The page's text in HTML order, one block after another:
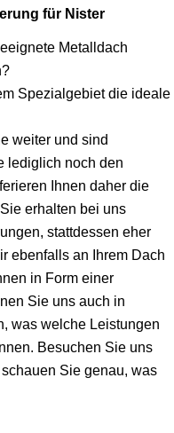
für Nister
Metalldach
Spezialgebiet die ideale
weiter und sind
lediglich noch den
Ihnen daher die
erhalten bei uns
stattdessen eher
ebenfalls an Ihrem Dach
in Form einer
Sie uns auch in
was welche Leistungen
Besuchen Sie uns
Sie genau, was